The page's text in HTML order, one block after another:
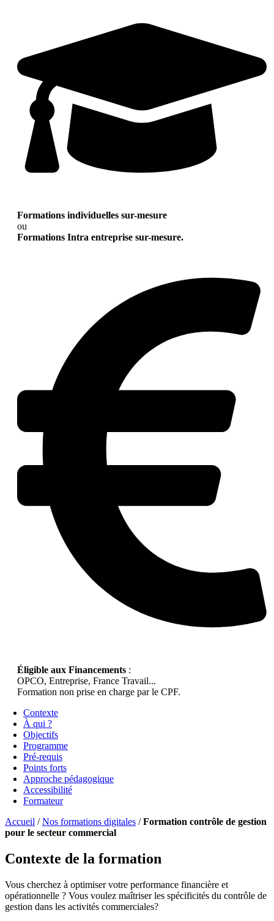
Formations individuelles sur-mesure
ou
Formations Intra entreprise sur-mesure.
Éligible aux Financements :
OPCO, Entreprise, France Travail...
Formation non prise en charge par le CPF.
Contexte
À qui ?
Objectifs
Programme
Pré-requis
Points forts
Approche pédagogique
Accessibilité
Formateur
Accueil /Nos formations digitales /Formation contrôle de gestion
pour le secteur commercial
Contexte de la formation
Vous cherchez à optimiser votre performance financière et
opérationnelle ? Vous voulez maîtriser les spécificités du contrôle de
gestion dans les activités commerciales?